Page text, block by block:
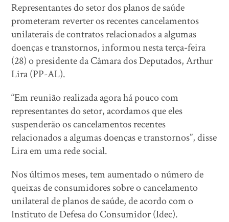
Representantes do setor dos planos de saúde
prometeram reverter os recentes cancelamentos
unilaterais de contratos relacionados a algumas
doenças e transtornos, informou nesta terça-feira
(28) o presidente da Câmara dos Deputados, Arthur
Lira (PP-AL).
“Em reunião realizada agora há pouco com
representantes do setor, acordamos que eles
suspenderão os cancelamentos recentes
relacionados a algumas doenças e transtornos”, disse
Lira em uma rede social.
Nos últimos meses, tem aumentado o número de
queixas de consumidores sobre o cancelamento
unilateral de planos de saúde, de acordo com o
Instituto de Defesa do Consumidor (Idec).